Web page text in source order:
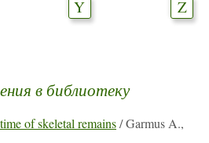
Y Z
в библиотеку
of skeletal remains/ Garmus A.,